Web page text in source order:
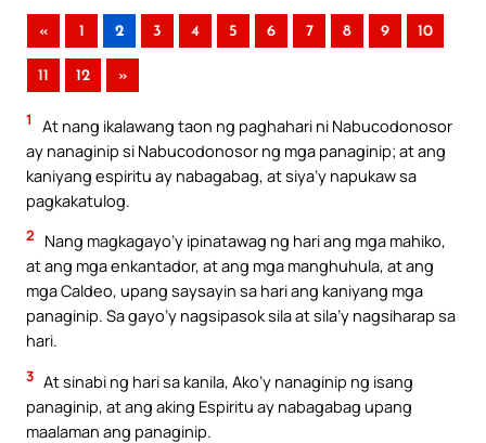
« 1 2 3 4 5 6 7 8 9 10
11 12 »
1
At nang ikalawang taon ng paghahari ni Nabucodonosor
ay nanaginip si Nabucodonosor ng mga panaginip; at ang
kaniyang espiritu ay nabagabag, at siya’y napukaw sa
pagkakatulog.
2
Nang magkagayo’y ipinatawag ng hari ang mga mahiko,
at ang mga enkantador, at ang mga manghuhula, at ang
mga Caldeo, upang saysayin sa hari ang kaniyang mga
panaginip. Sa gayo’y nagsipasok sila at sila’y nagsiharap sa
hari.
3 At sinabi ng hari sa kanila, Ako’y nanaginip ng isang
panaginip, at ang aking Espiritu ay nabagabag upang
maalaman ang panaginip.